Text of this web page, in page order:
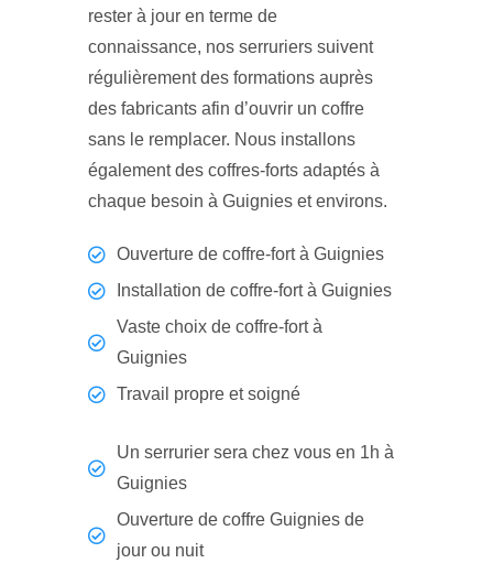
rester à jour en terme de
connaissance, nos serruriers suivent
régulièrement des formations auprès
des fabricants afin d’ouvrir un coffre
sans le remplacer. Nous installons
également des coffres-forts adaptés à
chaque besoin à Guignies et environs.
Ouverture de coffre-fort à Guignies
Installation de coffre-fort à Guignies
Vaste choix de coffre-fort à
Guignies
Travail propre et soigné
Un serrurier sera chez vous en 1h à
Guignies
Ouverture de coffre Guignies de
jour ou nuit